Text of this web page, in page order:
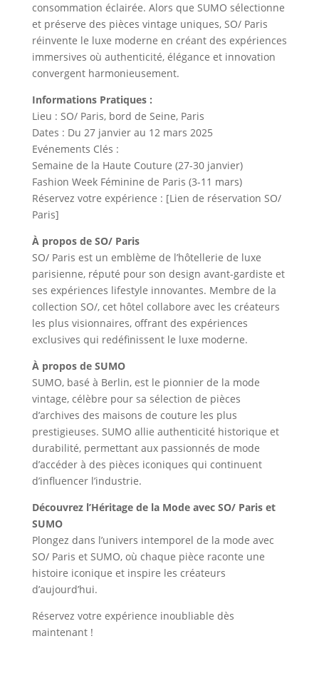
consommation éclairée. Alors que SUMO sélectionne
et préserve des pièces vintage uniques, SO/ Paris
réinvente le luxe moderne en créant des expériences
immersives où authenticité, élégance et innovation
convergent harmonieusement.
Informations Pratiques :
Lieu : SO/ Paris, bord de Seine, Paris
Dates : Du 27 janvier au 12 mars 2025
Evénements Clés :
Semaine de la Haute Couture (27-30 janvier)
Fashion Week Féminine de Paris (3-11 mars)
Réservez votre expérience : [Lien de réservation SO/
Paris]
À propos de SO/ Paris
SO/ Paris est un emblème de l’hôtellerie de luxe
parisienne, réputé pour son design avant-gardiste et
ses expériences lifestyle innovantes. Membre de la
collection SO/, cet hôtel collabore avec les créateurs
les plus visionnaires, offrant des expériences
exclusives qui redéfinissent le luxe moderne.
À propos de SUMO
SUMO, basé à Berlin, est le pionnier de la mode
vintage, célèbre pour sa sélection de pièces
d’archives des maisons de couture les plus
prestigieuses. SUMO allie authenticité historique et
durabilité, permettant aux passionnés de mode
d’accéder à des pièces iconiques qui continuent
d’influencer l’industrie.
Découvrez l’Héritage de la Mode avec SO/ Paris et
SUMO
Plongez dans l’univers intemporel de la mode avec
SO/ Paris et SUMO, où chaque pièce raconte une
histoire iconique et inspire les créateurs
d’aujourd’hui.
Réservez votre expérience inoubliable dès
maintenant !